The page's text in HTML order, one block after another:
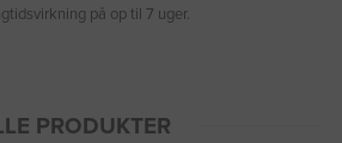
på op til 7 uger.
PRODUKTER